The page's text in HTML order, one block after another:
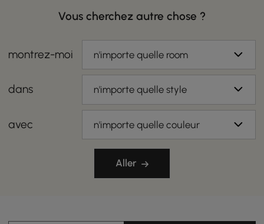
Vous cherchez autre chose ?
montrez-moi n'importe quelle room
dans n'importe quelle style
avec n'importe quelle couleur
Aller